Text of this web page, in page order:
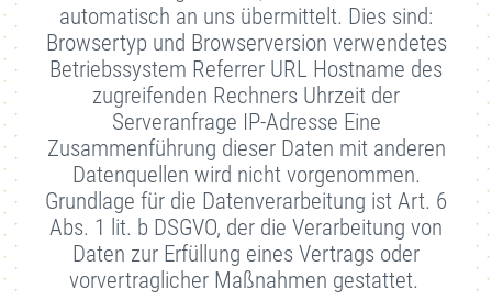
automatisch an uns übermittelt. Dies sind:
Browsertyp und Browserversion verwendetes
Betriebssystem Referrer URL Hostname des
zugreifenden Rechners Uhrzeit der
Serveranfrage IP-Adresse Eine
Zusammenführung dieser Daten mit anderen
Datenquellen wird nicht vorgenommen.
Grundlage für die Datenverarbeitung ist Art. 6
Abs. 1 lit. b DSGVO, der die Verarbeitung von
Daten zur Erfüllung eines Vertrags oder
vorvertraglicher Maßnahmen gestattet.